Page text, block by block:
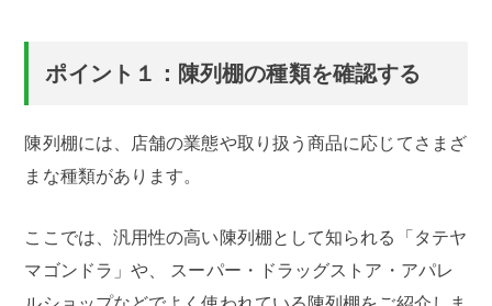
ポイント１：陳列棚の種類を確認する
陳列棚には、店舗の業態や取り扱う商品に応じてさまざ
まな種類があります。
ここでは、汎用性の高い陳列棚として知られる「タテヤ
マゴンドラ」や、 スーパー・ドラッグストア・アパレ